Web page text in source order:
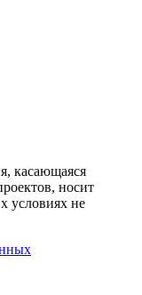
касающаяся
носит
условиях не